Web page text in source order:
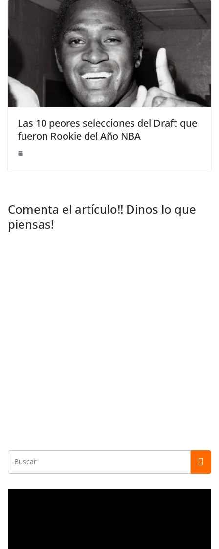
Las 10 peores selecciones del Draft que
fueron Rookie del Año NBA
Comenta el artículo!! Dinos lo que
piensas!